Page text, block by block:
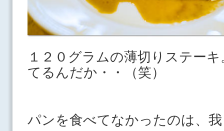
１２０グラムの薄切りステー
てるんだか・・（笑）
パンを食べてなかったのは、